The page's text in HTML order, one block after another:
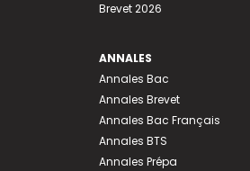
Brevet 2026
ANNALES
Annales Bac
Annales Brevet
Annales Bac Français
Annales BTS
Annales Prépa